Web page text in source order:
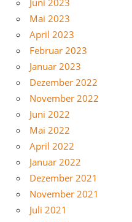
Mai 2023
April 2023
Februar 2023
Januar 2023
Dezember 2022
November 2022
Juni 2022
Mai 2022
April 2022
Januar 2022
Dezember 2021
November 2021
Juli 2021